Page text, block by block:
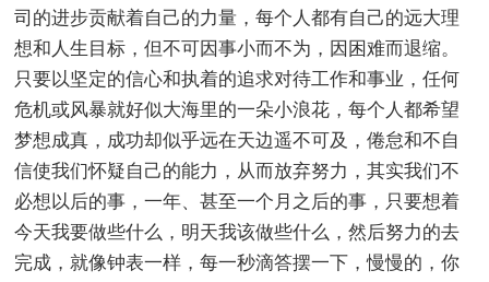
司的进步贡献着自己的力量，每个人都有自己的远大理
想和人生目标，但不可因事小而不为，因困难而退缩。
只要以坚定的信心和执着的追求对待工作和事业，任何
危机或风暴就好似大海里的一朵小浪花，每个人都希望
梦想成真，成功却似乎远在天边遥不可及，倦怠和不自
信使我们怀疑自己的能力，从而放弃努力，其实我们不
必想以后的事，一年、甚至一个月之后的事，只要想着
今天我要做些什么，明天我该做些什么，然后努力的去
完成，就像钟表一样，每一秒滴答摆一下，慢慢的，你